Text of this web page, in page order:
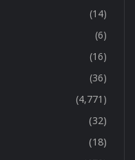
(14)
(6)
(16)
(36)
(4,771)
(32)
(18)